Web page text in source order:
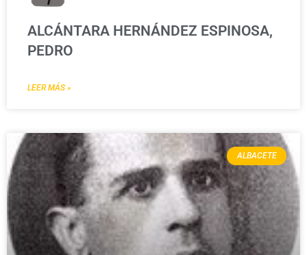
ALCÁNTARA HERNÁNDEZ ESPINOSA,
PEDRO
LEER MÁS »
ALBACETE